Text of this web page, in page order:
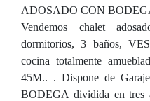
ADOSADO CON
Vendemos chalet
dormitorios, 3 baños,
cocina totalmente
45M.. . Dispone de
BODEGA dividida en tres